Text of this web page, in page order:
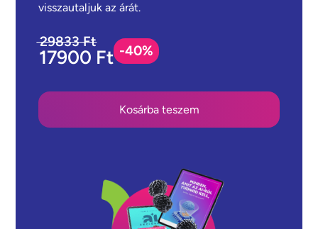
visszautaljuk az árát.
29833 Ft
17900 Ft -40%